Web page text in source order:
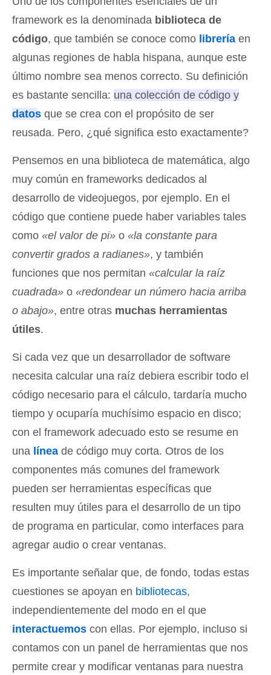
framework es la denominada biblioteca de
código, que también se conoce como librería en
algunas regiones de habla hispana, aunque este
último nombre sea menos correcto. Su definición
es bastante sencilla: una colección de código y
datos que se crea con el propósito de ser
reusada. Pero, ¿qué significa esto exactamente?
Pensemos en una biblioteca de matemática, algo
muy común en frameworks dedicados al
desarrollo de videojuegos, por ejemplo. En el
código que contiene puede haber variables tales
como «el valor de pi» o «la constante para
convertir grados a radianes», y también
funciones que nos permitan «calcular la raíz
cuadrada» o «redondear un número hacia arriba
o abajo», entre otras muchas herramientas
útiles.
Si cada vez que un desarrollador de software
necesita calcular una raíz debiera escribir todo el
código necesario para el cálculo, tardaría mucho
tiempo y ocuparía muchísimo espacio en disco;
con el framework adecuado esto se resume en
una línea de código muy corta. Otros de los
componentes más comunes del framework
pueden ser herramientas específicas que
resulten muy útiles para el desarrollo de un tipo
de programa en particular, como interfaces para
agregar audio o crear ventanas.
Es importante señalar que, de fondo, todas estas
cuestiones se apoyan en bibliotecas,
independientemente del modo en el que
interactuemos con ellas. Por ejemplo, incluso si
contamos con un panel de herramientas que nos
permite crear y modificar ventanas para nuestra